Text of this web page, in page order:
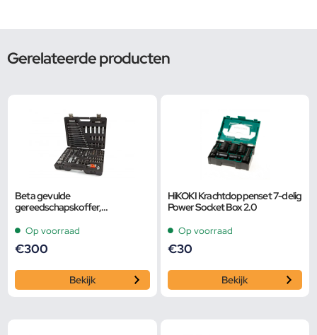
Gerelateerde producten
Beta gevulde
gereedschapskoffer,
Op voorraad
€300
Bekijk
HiKOKI Krachtdoppenset 7-delig
Power Socket Box 2.0
Op voorraad
€30
Bekijk